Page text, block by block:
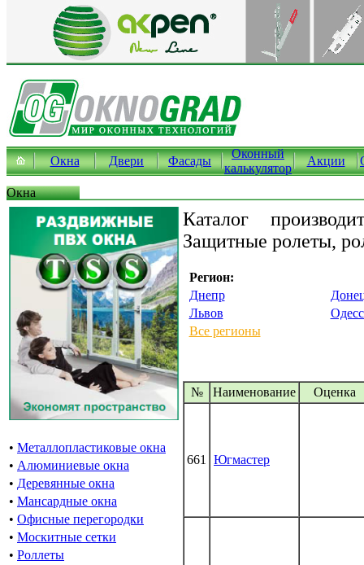
Окна Двери Фасады
Оконный
калькулятор
Акции
Окна
• Металлопластиковые окна
• Алюминиевые окна
• Деревянные окна
• Мансардные окна
• Офисные перегородки
• Москитные сетки
• Роллеты
Каталог
Защитные ролеты,
Регион:
Днепр
Львов
Все регионы
№ Наименование Oценка
661 Югмастер